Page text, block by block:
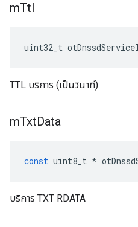
mTtl
uint32_t
TTL บริการ (เป็นวินาที)
mTxtData
const uint8_t *
บริการ TXT RDATA